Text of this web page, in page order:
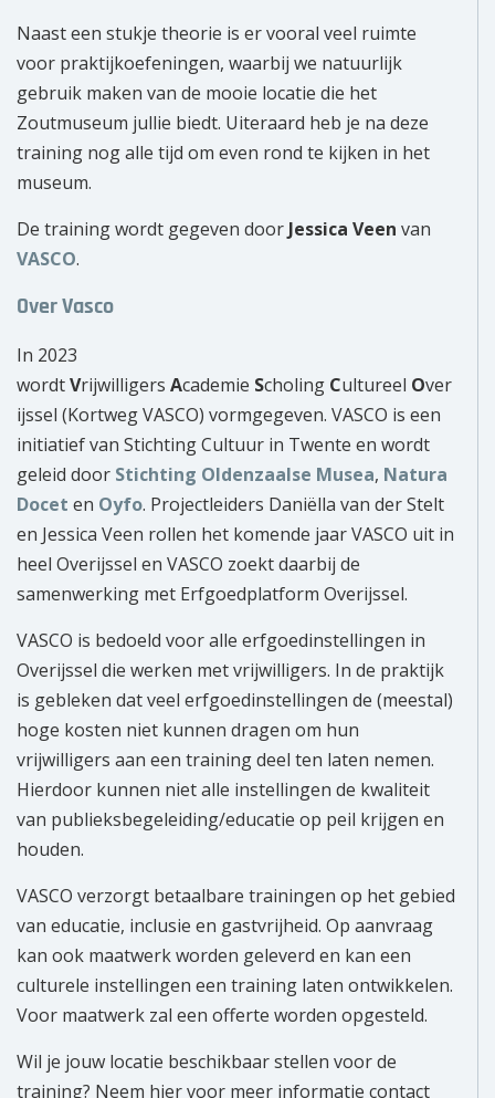
Naast een stukje theorie is er vooral veel ruimte
voor praktijkoefeningen, waarbij we natuurlijk
gebruik maken van de mooie locatie die het
Zoutmuseum jullie biedt. Uiteraard heb je na deze
training nog alle tijd om even rond te kijken in het
museum.
De training wordt gegeven door Jessica Veen van
VASCO.
Over Vasco
In 2023
wordtVrijwilligers Academie Scholing Cultureel Over
ijssel (Kortweg VASCO) vormgegeven. VASCO is een
initiatief van Stichting Cultuur in Twente en wordt
geleid door Stichting Oldenzaalse Musea, Natura
Docet en Oyfo. Projectleiders Daniëlla van der Stelt
en Jessica Veen rollen het komende jaar VASCO uit in
heel Overijssel en VASCO zoekt daarbij de
samenwerking met Erfgoedplatform Overijssel.
VASCO is bedoeld voor alle erfgoedinstellingen in
Overijssel die werken met vrijwilligers. In de praktijk
is gebleken dat veel erfgoedinstellingen de (meestal)
hoge kosten niet kunnen dragen om hun
vrijwilligers aan een training deel ten laten nemen.
Hierdoor kunnen niet alle instellingen de kwaliteit
van publieksbegeleiding/educatie op peil krijgen en
houden.
VASCO verzorgt betaalbare trainingen op het gebied
van educatie, inclusie en gastvrijheid. Op aanvraag
kan ook maatwerk worden geleverd en kan een
culturele instellingen een training laten ontwikkelen.
Voor maatwerk zal een offerte worden opgesteld.
Wil je jouw locatie beschikbaar stellen voor de
training? Neem hier voor meer informatie contact